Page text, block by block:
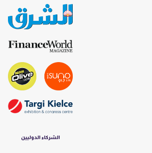
الشركاء الدوليين